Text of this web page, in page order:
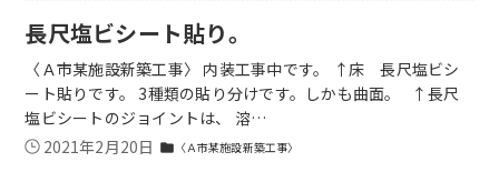
長尺塩ビシート貼り。
〈Ａ市某施設新築工事〉 内装工事中です。 ↑床 長尺塩ビシ
ート貼りです。 3種類の貼り分けです。しかも曲面。 ↑長尺
塩ビシートのジョイントは、 溶…
2021年2月20日 folder 〈Ａ市某施設新築工事〉